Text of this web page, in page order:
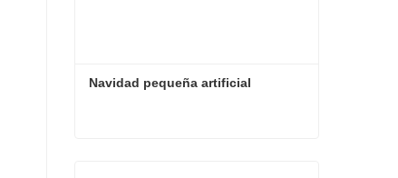
Navidad pequeña artificial